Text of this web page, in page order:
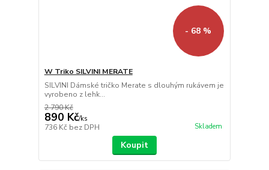
- 68 %
W Triko SILVINI MERATE
SILVINI Dámské tričko Merate s dlouhým rukávem je
vyrobeno z lehk...
2 790 Kč
890 Kč/ks
736 Kč bez DPH Skladem
Koupit